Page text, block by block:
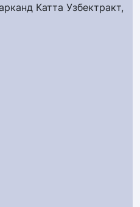
Катта Узбектракт,